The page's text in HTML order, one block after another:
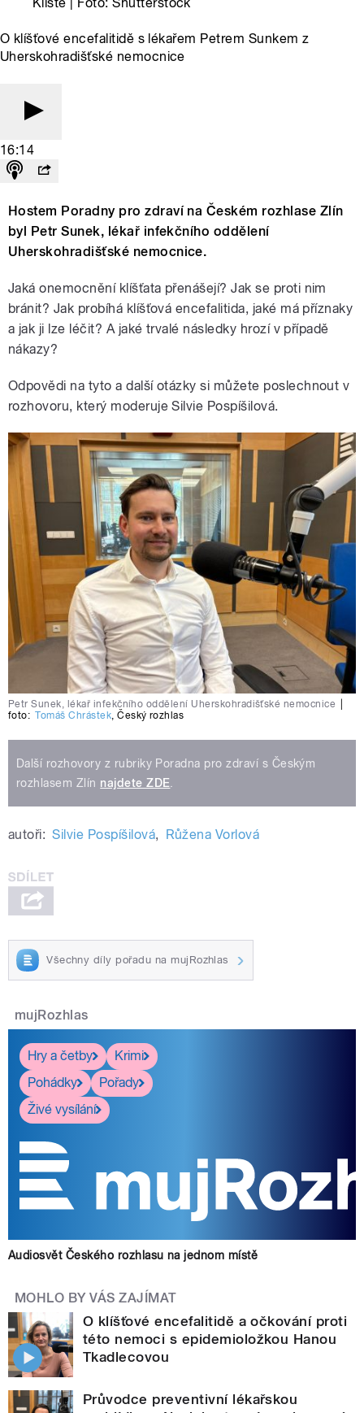
O klíšťové encefalitidě s lékařem Petrem Sunkem z
Uherskohradišťské nemocnice
16:14
Hostem Poradny pro zdraví na Českém rozhlase Zlín
byl Petr Sunek, lékař infekčního oddělení
Uherskohradišťské nemocnice.
Jaká onemocnění klíšťata přenášejí? Jak se proti nim
bránit? Jak probíhá klíšťová encefalitida, jaké má příznaky
a jak ji lze léčit? A jaké trvalé následky hrozí v případě
nákazy?
Odpovědi na tyto a další otázky si můžete poslechnout v
rozhovoru, který moderuje Silvie Pospíšilová.
Petr Sunek, lékař infekčního oddělení Uherskohradišťské nemocnice
foto: Tomáš Chrástek,Český rozhlas
Další rozhovory z rubriky Poradna pro zdraví s Českým
rozhlasem Zlín najdete ZDE
autoři: Silvie Pospíšilová, Růžena Vorlová
Všechny díly pořadu na mujRozhlas
mujRozhlas
Hry a četby
Krimi
Pohádky
Pořady
Živé vysílání
Audiosvět Českého rozhlasu na jednom místě
MOHLO BY VÁS ZAJÍMAT
O klíšťové encefalitidě a očkování proti
této nemoci s epidemioložkou Hanou
Tkadlecovou
Průvodce preventivní lékařskou